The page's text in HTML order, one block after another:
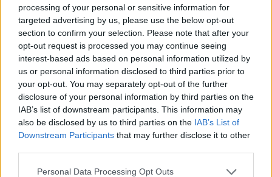
processing of your personal or sensitive information for
targeted advertising by us, please use the below opt-out
section to confirm your selection. Please note that after your
opt-out request is processed you may continue seeing
interest-based ads based on personal information utilized by
us or personal information disclosed to third parties prior to
your opt-out. You may separately opt-out of the further
disclosure of your personal information by third parties on the
IAB’s list of downstream participants. This information may
also be disclosed by us to third parties on the IAB’s List of
Downstream Participants that may further disclose it to other
Please note that this website/app uses one or more Google
Personal Data Processing Opt Outs
suggerimenti utili per una decisione consapevole.1
Di seguito, vengono esplorate le differenze, i
vantaggi e gli svantaggi di ciascuno stile, fornendo
suggerimenti utili per una decisione consapevole.2
AUTORE
Staff